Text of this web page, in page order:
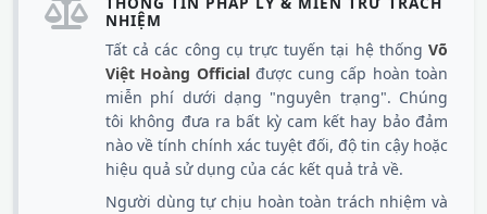
NHIỆM
Tất cả các công cụ trực tuyến tại hệ thống Võ
Việt Hoàng Officialđược cung cấp hoàn toàn
miễn phí dưới dạng "nguyên trạng". Chúng
tôi không đưa ra bất kỳ cam kết hay bảo đảm
nào về tính chính xác tuyệt đối, độ tin cậy hoặc
hiệu quả sử dụng của các kết quả trả về.
Người dùng tự chịu hoàn toàn trách nhiệm và